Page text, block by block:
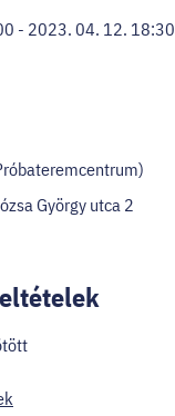
- 2023. 04. 12. 18:30
György utca 2